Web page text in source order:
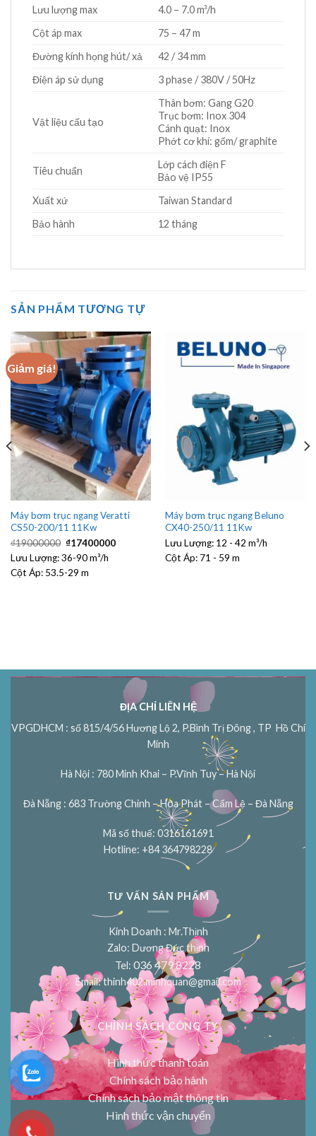
Lưu lượng max
4.0 – 7.0 m³/h
Cột áp max
75 – 47 m
Đường kính họng hút/ xả
42 / 34 mm
Điện áp sử dụng
3 phase / 380V / 50Hz
Vật liệu cấu tạo
Thân bơm: Gang G20
Trục bơm: Inox 304
Cánh quạt: Inox
Phớt cơ khí: gốm/ graphite
Tiêu chuẩn
Lớp cách điện F
Bảo vệ IP55
Xuất xứ
Taiwan Standard
Bảo hành
12 tháng
SẢN PHẨM TƯƠNG TỰ
Giảm giá!
Máy bơm trục ngang Veratti
CS50-200/11 11Kw
₫19000000 Giá
gốc
là:
₫19000000.
₫17400000Giá
hiện
Lưu Lượng:36-90 m³/h
Cột Áp: 53.5-29 m
Máy bơm trục ngang Beluno
CX40-250/11 11Kw
Lưu Lượng: 12 - 42 m³/h
Cột Áp: 71 - 59 m
ĐỊA CHỈ LIÊN HỆ
VPGDHCM : số 815/4/56 Hương Lộ 2, P.Bình Trị Đông , TP Hồ Chí
Minh
Hà Nội : 780 Minh Khai – P.Vĩnh Tuy – Hà Nội
Đà Nẵng : 683 Trường Chinh – Hòa Phát – Cẩm Lệ – Đà Nẵng
Mã số thuế: 0316161691
Hotline: +84 364798228
TƯ VẤN SẢN PHẨM
Kinh Doanh : Mr.Thịnh
Zalo: Dương Đức thịnh
Tel: 036 479 8228
Email:thinh402.minhquan@gmail.com
CHÍNH SÁCH CÔNG TY
Hình thức thanh toán
Chính sách bảo hành
Chính sách bảo mật thông tin
Hình thức vận chuyển